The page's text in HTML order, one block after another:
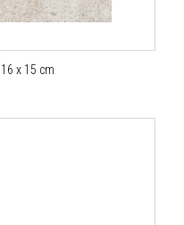
x 15 cm